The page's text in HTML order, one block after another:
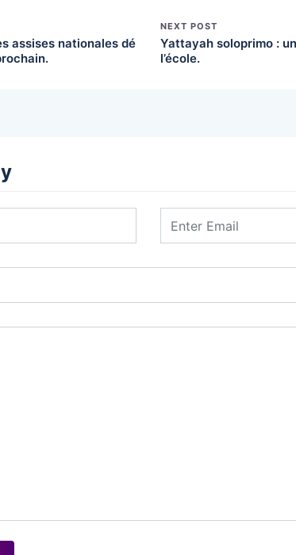
assises nationales dé
NEXT POST
Yattayah soloprimo :
l’école.